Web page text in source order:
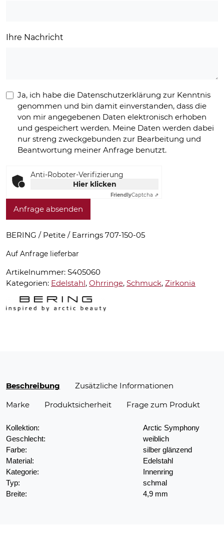
Ihre Nachricht
Ja, ich habe die Datenschutzerklärung zur Kenntnis
genommen und bin damit einverstanden, dass die
von mir angegebenen Daten elektronisch erhoben
und gespeichert werden. Meine Daten werden dabei
nur streng zweckgebunden zur Bearbeitung und
Beantwortung meiner Anfrage benutzt.
Anti-Roboter-Verifizierung
Hier klicken
FriendlyCaptcha ⇗
Anfrage absenden
BERING / Petite / Earrings 707-150-05
Auf Anfrage lieferbar
Artikelnummer: S405060
Kategorien: Edelstahl, Ohrringe, Schmuck, Zirkonia
Beschreibung
Zusätzliche Informationen
Marke
Produktsicherheit Frage zum Produkt
Kollektion:
Arctic Symphony
Geschlecht:
weiblich
Farbe:
silber glänzend
Material:
Edelstahl
Kategorie:
Innenring
Typ:
schmal
Breite:
4,9 mm